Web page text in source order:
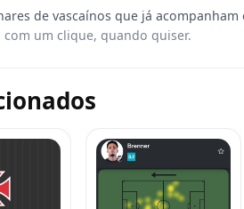
com um clique, quando quiser.